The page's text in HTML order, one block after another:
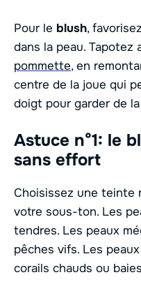
Pour le blush,
dans la peau. Tapotez
pommette, en
centre de la joue qui
doigt pour garder de
Astuce n°1: le
sans effort
Choisissez une teinte
votre sous-ton. Les
tendres. Les peaux
pêches vifs. Les
corails chauds ou